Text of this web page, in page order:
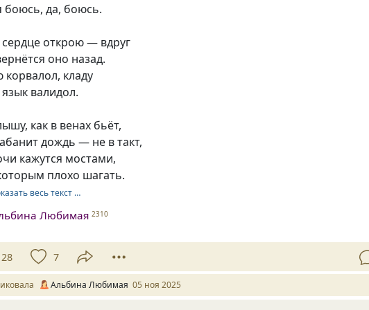
боюсь, да, боюсь.
открою — вдруг
оно назад.
кладу
валидол.
как в венах бьёт,
дождь — не в такт,
кажутся мостами,
плохо шагать.
весь текст …
Любимая 2310
28 7
Альбина Любимая 05 ноя 2025